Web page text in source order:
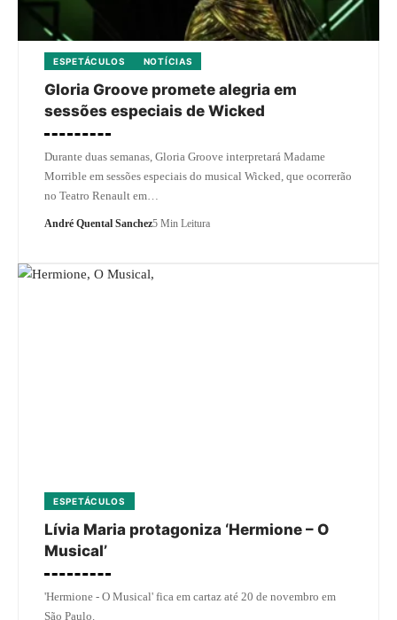
ESPETÁCULOS NOTÍCIAS
Gloria Groove promete alegria em
sessões especiais de Wicked
Durante duas semanas, Gloria Groove interpretará Madame
Morrible em sessões especiais do musical Wicked, que ocorrerão
no Teatro Renault em…
André Quental Sanchez5 Min Leitura
ESPETÁCULOS
Lívia Maria protagoniza ‘Hermione – O
Musical’
'Hermione - O Musical' fica em cartaz até 20 de novembro em
São Paulo.